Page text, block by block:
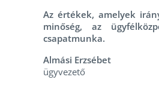
Az értékek, amelyek
minőség, az
csapatmunka.
Almási Erzsébet
ügyvezető